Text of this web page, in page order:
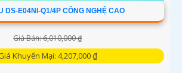
DS-E04NI-Q1/4P CÔNG NGHỆ CAO
Giá Bán: 6,010,000 ₫
Khuyến Mại: 4,207,000 ₫